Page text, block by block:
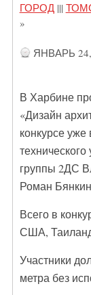
ГОРОД|||
»
ЯНВАРЬ 24,
В Харбине
«Дизайн
конкурсе
группы 2ДС
Роман
Всего в
США,
Участники
метра без